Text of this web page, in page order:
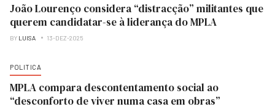
João Lourenço considera “distracção” militantes que
querem candidatar-se à liderança do MPLA
BY LUISA 13-DEZ-2025
POLITICA
MPLA compara descontentamento social ao
“desconforto de viver numa casa em obras”